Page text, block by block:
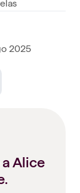
2025
Alice